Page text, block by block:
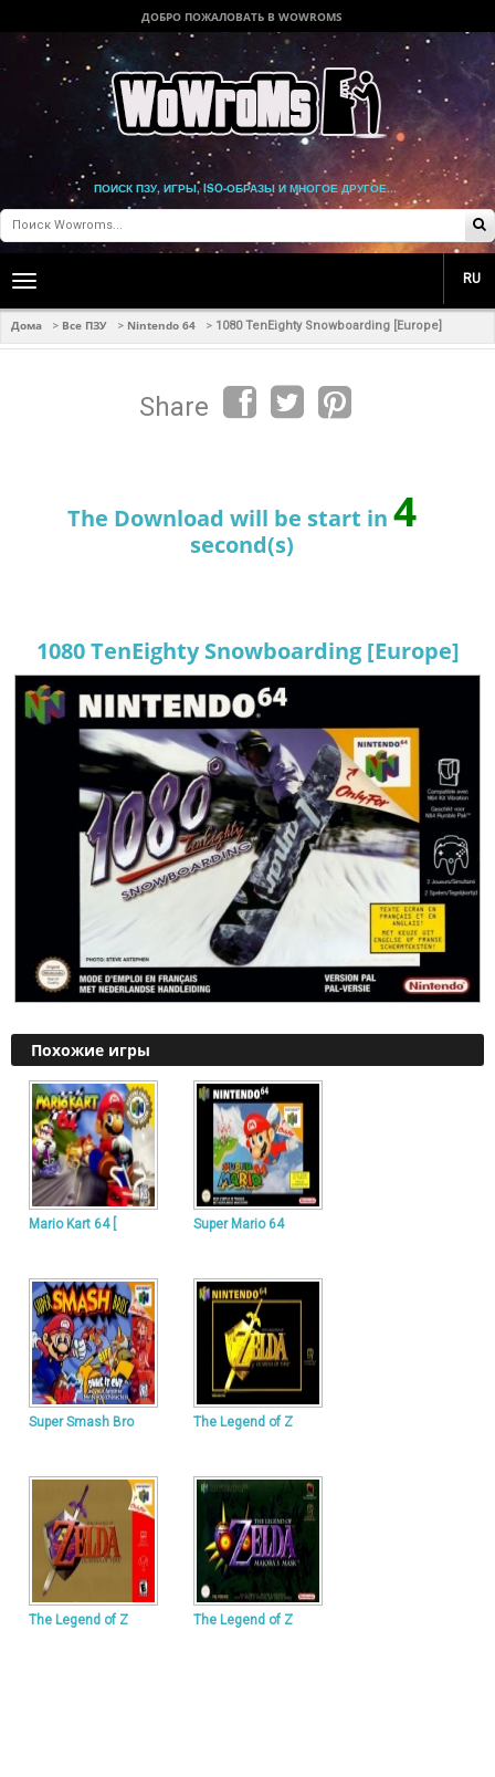
ДОБРО ПОЖАЛОВАТЬ В WOWROMS
ПОИСК ПЗУ, ИГРЫ, ISO-ОБРАЗЫ И МНОГОЕ ДРУГОЕ...
Toggle
navigation
RU
Дома > Все ПЗУ > Nintendo 64 > 1080 TenEighty Snowboarding [Europe]
Share
The Download will be start in 4
second(s)
1080 TenEighty Snowboarding [Europe]
Похожие игры
Mario Kart 64 [ Super Mario 64
Super Smash Bro The Legend of Z
The Legend of Z The Legend of Z